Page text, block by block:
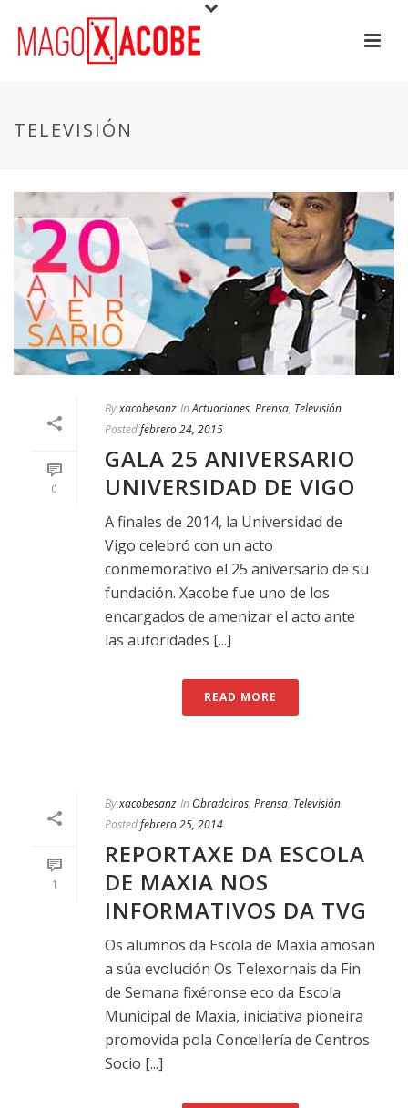
TELEVISIÓN
0
Byxacobesanz In Actuaciones, Prensa, Televisión
Postedfebrero 24, 2015
GALA 25 ANIVERSARIO
UNIVERSIDAD DE VIGO
A finales de 2014, la Universidad de
Vigo celebró con un acto
conmemorativo el 25 aniversario de su
fundación. Xacobe fue uno de los
encargados de amenizar el acto ante
las autoridades [...]
READ MORE
1
Byxacobesanz In Obradoiros, Prensa, Televisión
Postedfebrero 25, 2014
REPORTAXE DA ESCOLA
DE MAXIA NOS
INFORMATIVOS DA TVG
Os alumnos da Escola de Maxia amosan
a súa evolución Os Telexornais da Fin
de Semana fixéronse eco da Escola
Municipal de Maxia, iniciativa pioneira
promovida pola Concellería de Centros
Socio [...]